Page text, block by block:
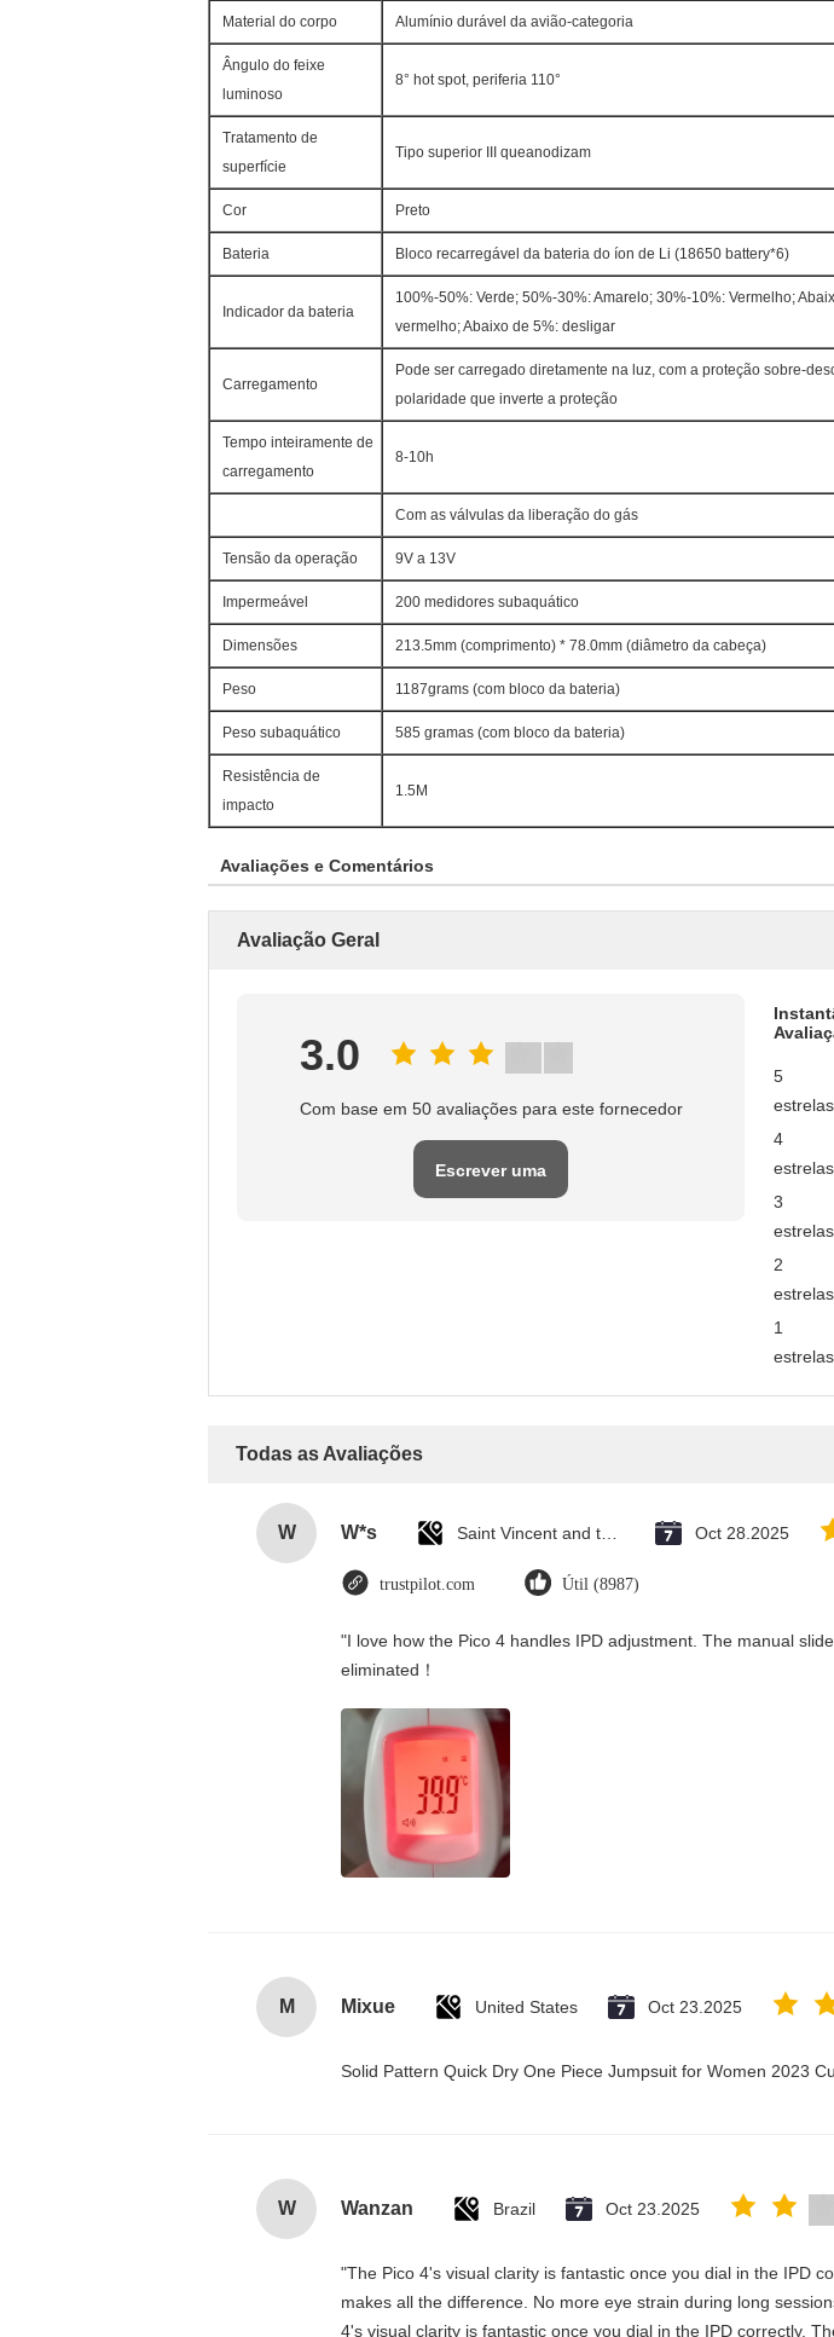
Material do corpo Alumínio durável da avião-categoria
Ângulo do feixe
luminoso
8° hot spot, periferia 110°
Tratamento de
superfície
Tipo superior III queanodizam
Cor Preto
Bateria Bloco recarregável da bateria do íon de Li (18650 battery*6)
Indicador da bateria
100%-50%: Verde; 50%-30%: Amarelo; 30%-10%: Vermelho;
vermelho; Abaixo de 5%: desligar
Carregamento
Pode ser carregado diretamente na luz, com a proteção sobre-
polaridade que inverte a proteção
Tempo inteiramente de
carregamento
8-10h
Com as válvulas da liberação do gás
Tensão da operação 9V a 13V
Impermeável 200 medidores subaquático
Dimensões 213.5mm (comprimento) * 78.0mm (diâmetro da cabeça)
Peso 1187grams (com bloco da bateria)
Peso subaquático 585 gramas (com bloco da bateria)
Resistência de
impacto
1.5M
Avaliações e Comentários
Avaliação Geral
3.0
Com base em 50 avaliações para este fornecedor
Escrever uma
5
estrelas
4
estrelas
3
estrelas
2
estrelas
1
estrelas
Todas as Avaliações
W W*s Oct 28.2025
trustpilot.com Útil (8987)
"I love how the Pico 4 handles IPD adjustment. The manual
eliminated！
M Mixue United States Oct 23.2025
Solid Pattern Quick Dry One Piece Jumpsuit for Women 2023
W Wanzan Brazil Oct 23.2025
"The Pico 4's visual clarity is fantastic once you dial in the IPD
makes all the difference. No more eye strain during long
4's visual clarity is fantastic once you dial in the IPD correctly.